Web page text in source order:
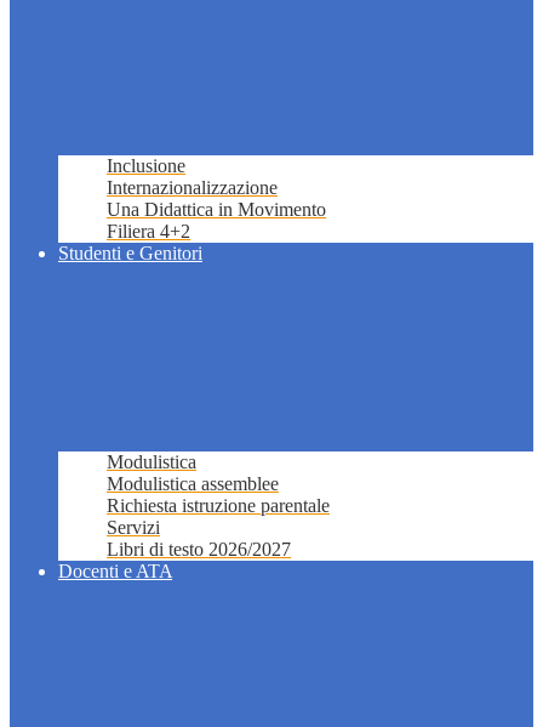
Inclusione
Internazionalizzazione
Una Didattica in Movimento
Filiera 4+2
Studenti e Genitori
Modulistica
Modulistica assemblee
Richiesta istruzione parentale
Servizi
Libri di testo 2026/2027
Docenti e ATA